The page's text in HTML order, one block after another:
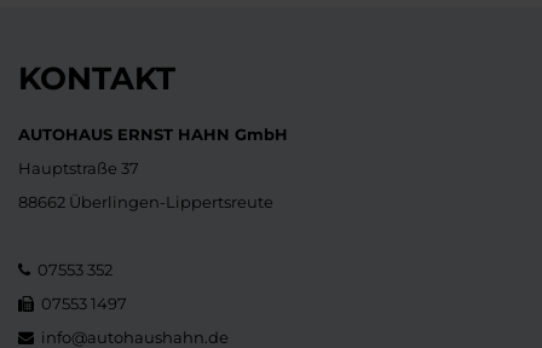
KONTAKT
AUTOHAUS ERNST HAHN GmbH
Hauptstraße 37
88662 Überlingen-Lippertsreute
07553 352
07553 1497
info@autohaushahn.de